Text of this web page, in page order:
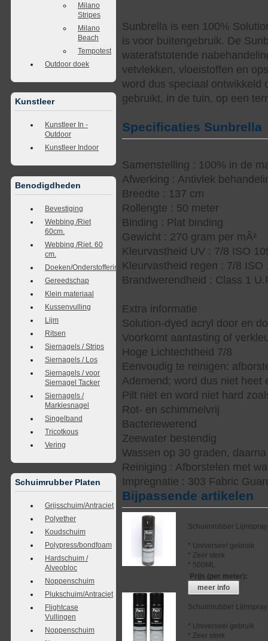
Milano
Stripes
Milano
Beach
Tempotest
Outdoor doek
Kunstleer
Kunstleer In -
Outdoor
Kunstleer Indoor
Benodigdheden
Bevestiging
Webbing /Riet
60cm.
Webbing /Riet. 60
cm.
Doeken/Onderstoffering
Gereedschap
Klein materiaal
Kussenvulling
Lijm
Ritsen
Siernagels / Strips
Siernagels / Los
Siernagels / voor
Siernagel Tacker
Siernagels /
Markiesnagel
Singelband
Tricotkous
Vering
Schuimrubber Platen
Grijsschuim/Antraciet
Polyether
Koudschuim
Polypress/bondfoam
Hardschuim /
Alveobloc
Noppenschuim
Plukschuim/Antraciet
Flightcase
Vullingen
Noppenschuim
Sunbrella is een 100%
is voor buitengebruik. De
waterafstotende
vetvlekken, vloeistoffen en
word dus speciaal ontwikkeld
gebruikt, in de tuin, op een
Specificaties Sunbrella
Samenstelling : 100% in de
Afwerking : Antivlek
Breedte : 137 cm
Rollengte : 50 meter
Binding : Plat binding
Gewicht : 270 gram per mÂ²
Kleurvastheid UV : 7/8 ISO
Kleurvastheid regen : 7/8 ISO
Brandwerendheid : Class 1
Extra informatie
Solution-dyed acryl door en
Voorkomt aantasting of
Hoge Lichtechtheid 7/8
Eenvoudig te reinigen:
Ademend; word dus niet heet
Pilt niet en word niet hard
Rot- en schimmelvrij
Bacteriewerend
Zeewater bestendig
Wassen op 30 graden,
Reiniging : Afborstelen met
Impregnatie : 303 Fabric
Bijpassende artikelen
Schuimrubber Lijmspray
* Universeel gebruik
* Zeer sterk
* 500ML
Prijs (per meter):
meer info
Schuimrubber
* Universeel gebruik
* Zeer sterk